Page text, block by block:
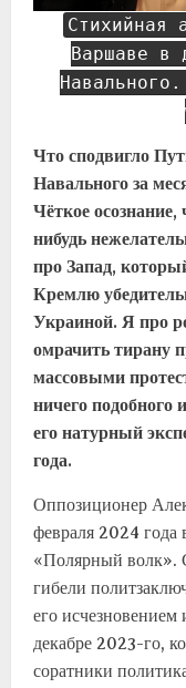
Стихийная
Варшаве в
Что сподвигло
Навального за
Чёткое осознание,
нибудь
про Запад,
Кремлю
Украиной. Я про
омрачить тирану
массовыми
ничего подобного
его натурный
года.
Оппозиционер
февраля 2024 года
«Полярный волк».
гибели
его исчезновением
декабре 2023-го,
соратники